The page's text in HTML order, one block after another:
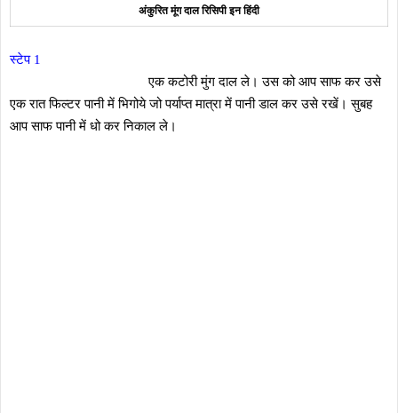
अंकुरित मूंग दाल रिसिपी इन हिंदी
स्टेप 1
एक कटोरी मुंग दाल ले। उस को आप साफ कर उसे
एक रात फिल्टर पानी में भिगोये जो पर्याप्त मात्रा में पानी डाल कर उसे रखें। सुबह
आप साफ पानी में धो कर निकाल ले।